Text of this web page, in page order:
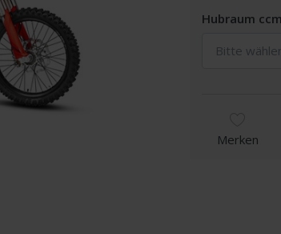
Hubraum ccm
Bitte
Merken